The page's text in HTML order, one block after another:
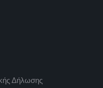
Δήλωσης